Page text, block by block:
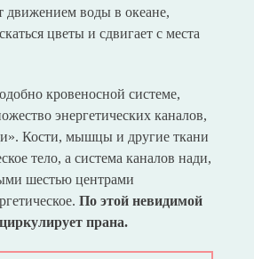
движением воды в океане,
цветы и сдвигает с места
кровеносной системе,
энергетических каналов,
Кости, мышцы и другие ткани
тело, а система каналов нади,
шестью центрами
По этой невидимой
прана.